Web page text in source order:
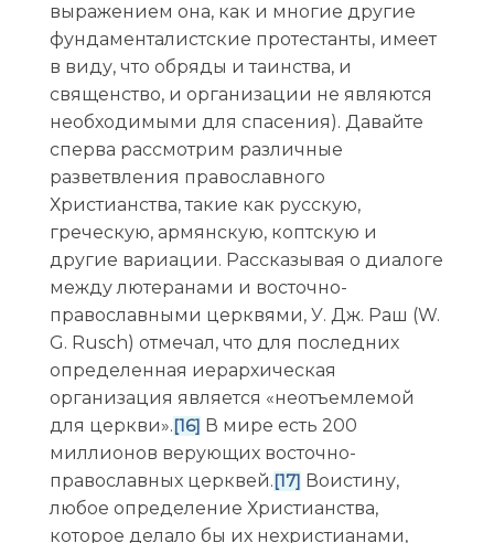
выражением она, как и многие другие
фундаменталистские протестанты, имеет
в виду, что обряды и таинства, и
священство, и организации не являются
необходимыми для спасения). Давайте
сперва рассмотрим различные
разветвления православного
Христианства, такие как русскую,
греческую, армянскую, коптскую и
другие вариации. Рассказывая о диалоге
между лютеранами и восточно-
православными церквями, У. Дж. Раш (W.
G. Rusch) отмечал, что для последних
определенная иерархическая
организация является «неотъемлемой
для церкви».[16] В мире есть 200
миллионов верующих восточно-
православных церквей.[17] Воистину,
любое определение Христианства,
которое делало бы их нехристианами,